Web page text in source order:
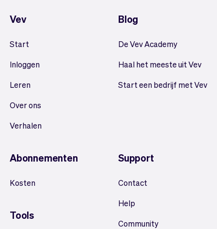
Vev
Start
Inloggen
Leren
Over ons
Verhalen
Blog
De Vev Academy
Haal het meeste uit Vev
Start een bedrijf met Vev
Abonnementen
Kosten
Tools
Support
Contact
Help
Community